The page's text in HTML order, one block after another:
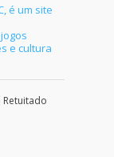
é um site
e cultura